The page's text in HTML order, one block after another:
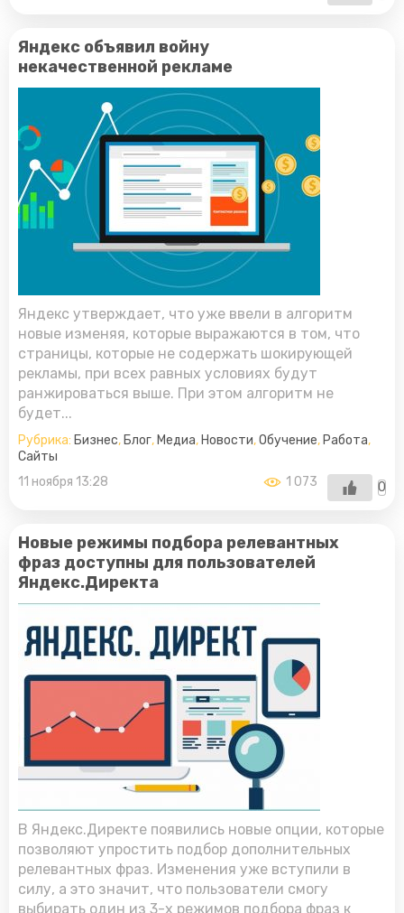
Яндекс объявил войну
некачественной рекламе
Яндекс утверждает, что уже ввели в алгоритм
новые изменяя, которые выражаются в том, что
страницы, которые не содержать шокирующей
рекламы, при всех равных условиях будут
ранжироваться выше. При этом алгоритм не
будет...
Рубрика: Бизнес, Блог, Медиа, Новости,Обучение, Работа,
Сайты
11 ноября 13:28
0
1 073
Новые режимы подбора релевантных
фраз доступны для пользователей
Яндекс.Директа
В Яндекс.Директе появились новые опции, которые
позволяют упростить подбор дополнительных
релевантных фраз. Изменения уже вступили в
силу, а это значит, что пользователи смогу
выбирать один из 3-х режимов подбора фраз к